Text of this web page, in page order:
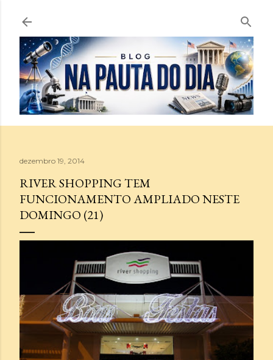
Pular para o conteúdo principal
dezembro 19, 2014
RIVER SHOPPING TEM
FUNCIONAMENTO AMPLIADO NESTE
DOMINGO (21)